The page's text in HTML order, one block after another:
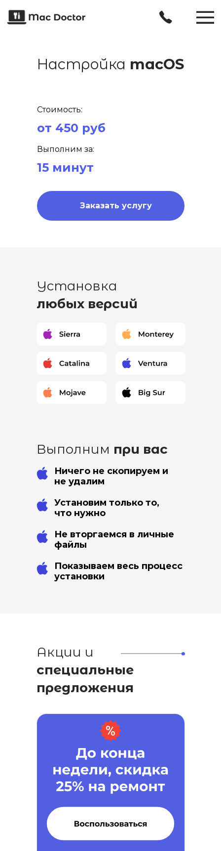
Настройка macOS
Заказать услугу
Стоимость:
от 450 руб
Выполним за:
15 минут
Установка
любых версий
Выполним при вас
Ничего не скопируем и
не удалим
Установим только то,
что нужно
Не вторгаемся в личные
файлы
Показываем весь процесс
установки
Акции и
специальные
предложения